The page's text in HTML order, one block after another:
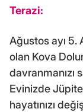
Terazi:
Ağustos ayı 5.
olan Kova
davranmanızı
Evinizde
hayatınızı